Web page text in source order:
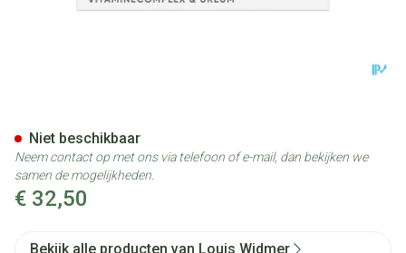
€ 32,50
Niet beschikbaar
Neem contact op met ons via telefoon of e-mail, dan bekijken we
samen de mogelijkheden.
Bekijk alle producten van Louis Widmer